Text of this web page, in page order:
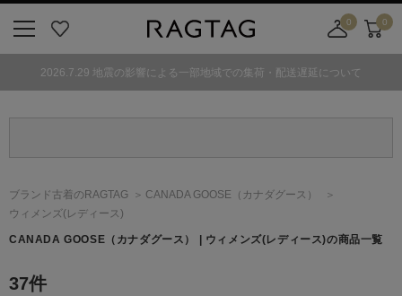
気
0
舗
カ
ト
0
2026.7.29 地震の影響による一部地域での集荷・配送遅延について
ブランド古着のRAGTAG CANADA GOOSE （カナダグース）
ウィメンズ(レディース)
CANADA GOOSE （カナダグース） | ウィメンズ(レディース)の商品一覧
37件